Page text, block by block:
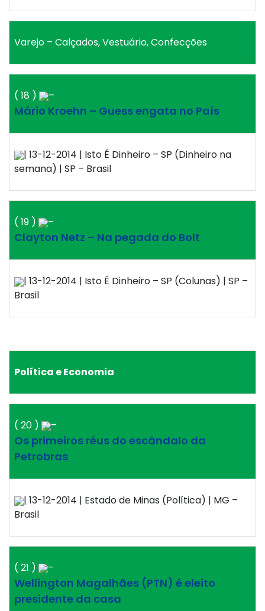
Varejo – Calçados, Vestuário, Confecções
( 18 ) –
Mário Kroehn – Guess engata no País
| 13-12-2014 | Isto É Dinheiro – SP (Dinheiro na
semana) | SP – Brasil
( 19 ) –
Clayton Netz – Na pegada do Bolt
| 13-12-2014 | Isto É Dinheiro – SP (Colunas) | SP –
Brasil
Política e Economia
( 20 ) –
Os primeiros réus do escândalo da
Petrobras
| 13-12-2014 | Estado de Minas (Política) | MG –
Brasil
( 21 ) –
Wellington Magalhães (PTN) é eleito
presidente da casa